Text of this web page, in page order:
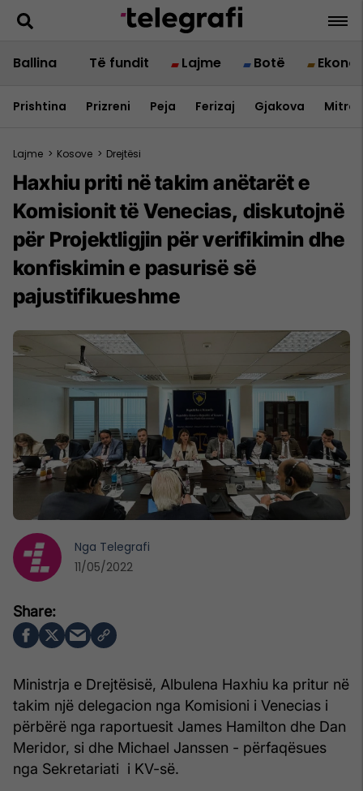
Ballina Të fundit Lajme Botë
Prishtina Prizreni Peja Ferizaj Gjakova
Lajme > Kosove > Drejtësi
Haxhiu priti në takim anëtarët e
Komisionit të Venecias, diskutojnë
për Projektligjin për verifikimin dhe
konfiskimin e pasurisë së
pajustifikueshme
Ministrja e Drejtësisë, Albulena Haxhiu ka pritur në
takim një delegacion nga Komisioni i Venecias i
përbërë nga raportuesit James Hamilton dhe Dan
Meridor, si dhe Michael Janssen - përfaqësues
nga Sekretariati i KV-së.
Nga Telegrafi
11/05/2022